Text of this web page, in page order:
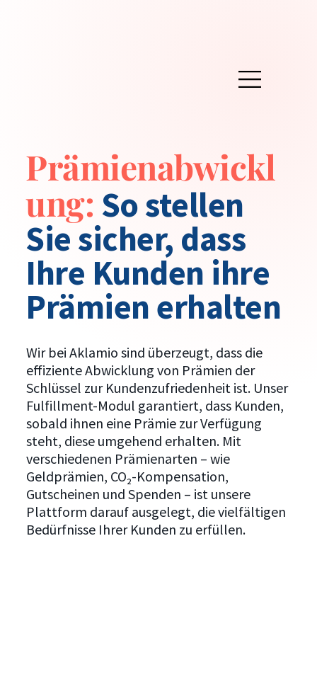
Prämienabwickl
ung: So stellen
Sie sicher, dass
Ihre Kunden ihre
Prämien erhalten
Wir bei Aklamio sind überzeugt, dass die
effiziente Abwicklung von Prämien der
Schlüssel zur Kundenzufriedenheit ist. Unser
Fulfillment-Modul garantiert, dass Kunden,
sobald ihnen eine Prämie zur Verfügung
steht, diese umgehend erhalten. Mit
verschiedenen Prämienarten – wie
Geldprämien, CO₂-Kompensation,
Gutscheinen und Spenden – ist unsere
Plattform darauf ausgelegt, die vielfältigen
Bedürfnisse Ihrer Kunden zu erfüllen.